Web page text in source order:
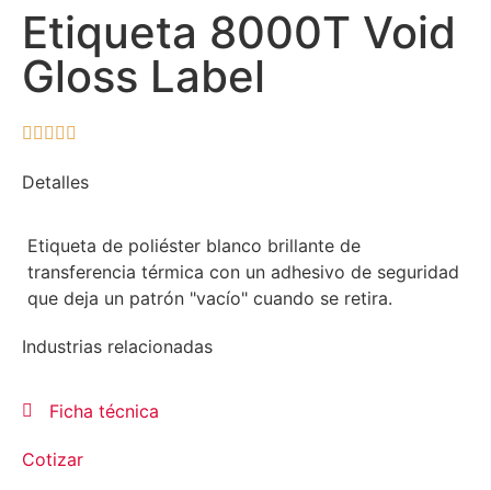
Etiqueta 8000T Void
Gloss Label
    
Detalles
Etiqueta de poliéster blanco brillante de
transferencia térmica con un adhesivo de seguridad
que deja un patrón "vacío" cuando se retira.
Industrias relacionadas
Ficha técnica
Cotizar